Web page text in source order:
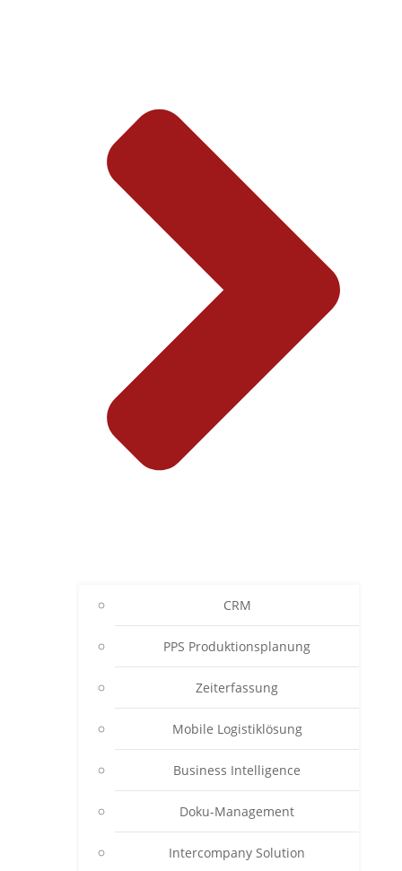
CRM
PPS Produktionsplanung
Zeiterfassung
Mobile Logistiklösung
Business Intelligence
Doku-Management
Intercompany Solution